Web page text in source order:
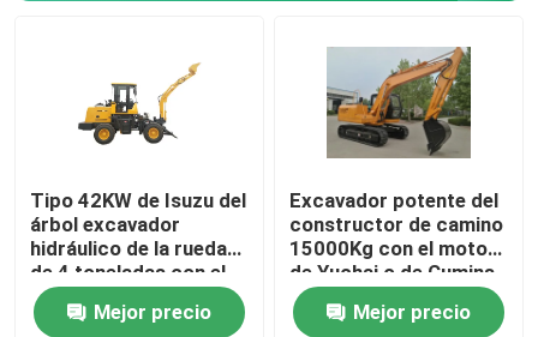
Tipo 42KW de Isuzu del
árbol excavador
hidráulico de la rueda
de 4 toneladas con el
martillo hidráulico
Mejor precio
Excavador potente del
constructor de camino
15000Kg con el motor
de Yuchai o de Cumins
Mejor precio